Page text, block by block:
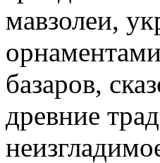
мавзолеи,
базаров,
древние